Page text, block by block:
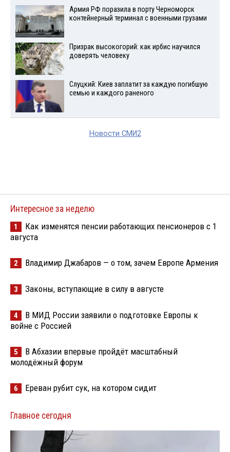
Армия РФ поразила в порту Черноморск
контейнерный терминал с военными грузами
Призрак высокогорий: как ирбис научился
доверять человеку
Слуцкий: Киев заплатит за каждую погибшую
семью и каждого раненого
Новости СМИ2
Интересное за неделю
1
Как изменятся пенсии работающих пенсионеров с 1
августа
2 Владимир Джабаров — о том, зачем Европе Армения
3 Законы, вступающие в силу в августе
4
В МИД России заявили о подготовке Европы к
войне с Россией
5
В Абхазии впервые пройдёт масштабный
молодёжный форум
6 Ереван рубит сук, на котором сидит
Главное сегодня